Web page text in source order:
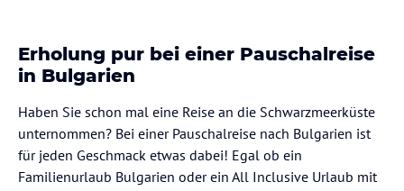
Erholung pur bei einer Pauschalreise
in Bulgarien
Haben Sie schon mal eine Reise an die Schwarzmeerküste
unternommen? Bei einer Pauschalreise nach Bulgarien ist
für jeden Geschmack etwas dabei! Egal ob ein
Familienurlaub Bulgarien oder ein All Inclusive Urlaub mit